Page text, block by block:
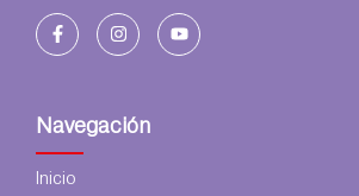
Navegación
Inicio